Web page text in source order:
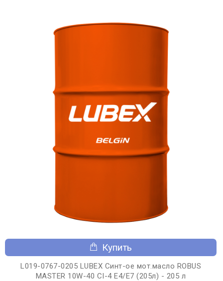
Купить
L019-0767-0205 LUBEX Синт-ое мот.масло ROBUS
MASTER 10W-40 CI-4 E4/E7 (205л) - 205 л